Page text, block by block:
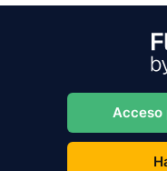
Acceso